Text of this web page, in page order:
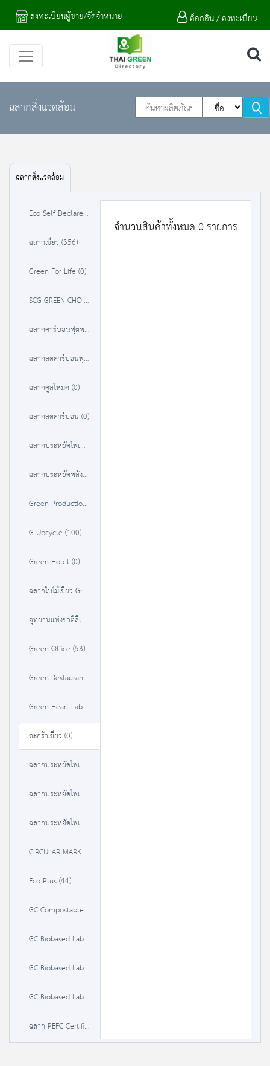
ลงทะเบียนผู้ขาย/จัดจำหน่าย ล็อกอิน / ลงทะเบียน
ฉลากสิ่งแวดล้อม
ฉลากสิ่งแวดล้อม
Eco Self Declare (0)
ฉลากเขียว (356)
Green For Life (0)
SCG GREEN CHOICE (37)
ฉลากคาร์บอนฟุตพริ้นท์ (84)
ฉลากลดคาร์บอนฟุตพริ้นท์ (0)
ฉลากคูลโหมด (0)
ฉลากลดคาร์บอน (0)
ฉลากประหยัดไฟเบอร์ 5 (9315)
ฉลากประหยัดพลังงานประสิทธิภาพสูง (3238)
Green Production (22)
G Upcycle (100)
Green Hotel (0)
ฉลากใบไม้เขียว Green Leaf (0)
อุทยานแห่งชาติสีเขียว (37)
Green Office (53)
Green Restaurant (35)
Green Heart Label (36)
ตะกร้าเขียว (0)
ฉลากประหยัดไฟเบอร์ 5 (1 ดาว) (375)
ฉลากประหยัดไฟเบอร์ 5 (2 ดาว) (371)
ฉลากประหยัดไฟเบอร์ 5 (3 ดาว) (482)
CIRCULAR MARK (3)
Eco Plus (44)
GC Compostable Label (0)
GC Biobased Label 20-50% (0)
GC Biobased Label 50-85 % (0)
GC Biobased Label >85% (0)
ฉลาก PEFC Certified Material (0)
จำนวนสินค้าทั้งหมด 0 รายการ